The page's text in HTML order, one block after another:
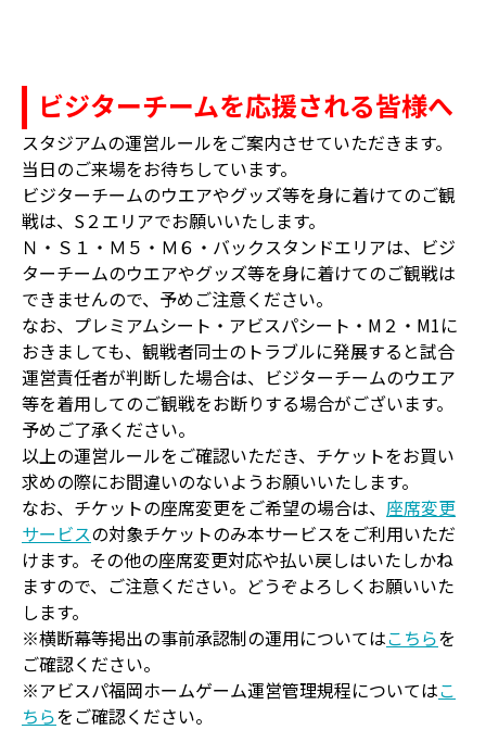
ビジターチームを応援される皆様へ
スタジアムの運営ルールをご案内させていただきます。
当日のご来場をお待ちしています。
ビジターチームのウエアやグッズ等を身に着けてのご観
戦は、S２エリアでお願いいたします。
Ｎ・Ｓ１・Ｍ５・Ｍ６・バックスタンドエリアは、ビジ
ターチームのウエアやグッズ等を身に着けてのご観戦は
できませんので、予めご注意ください。
なお、プレミアムシート・アビスパシート・M２・M1に
おきましても、観戦者同士のトラブルに発展すると試合
運営責任者が判断した場合は、ビジターチームのウエア
等を着用してのご観戦をお断りする場合がございます。
予めご了承ください。
以上の運営ルールをご確認いただき、チケットをお買い
求めの際にお間違いのないようお願いいたします。
なお、チケットの座席変更をご希望の場合は、 座席変更
サービスの対象チケットのみ本サービスをご利用いただ
けます。その他の座席変更対応や払い戻しはいたしかね
ますので、ご注意ください。どうぞよろしくお願いいた
します。
※横断幕等掲出の事前承認制の運用についてはこちらを
ご確認ください。
※アビスパ福岡ホームゲーム運営管理規程についてはこ
ちらをご確認ください。